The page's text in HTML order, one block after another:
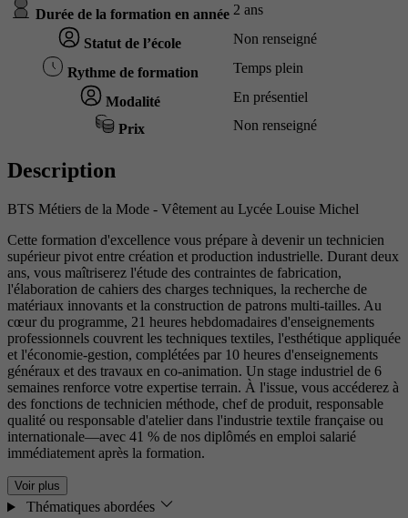
Durée de la formation en année 2 ans
Statut de l’école Non renseigné
Rythme de formation Temps plein
Modalité En présentiel
Prix Non renseigné
Description
BTS Métiers de la Mode - Vêtement au Lycée Louise Michel
Cette formation d'excellence vous prépare à devenir un technicien
supérieur pivot entre création et production industrielle. Durant deux
ans, vous maîtriserez l'étude des contraintes de fabrication,
l'élaboration de cahiers des charges techniques, la recherche de
matériaux innovants et la construction de patrons multi-tailles. Au
cœur du programme, 21 heures hebdomadaires d'enseignements
professionnels couvrent les techniques textiles, l'esthétique appliquée
et l'économie-gestion, complétées par 10 heures d'enseignements
généraux et des travaux en co-animation. Un stage industriel de 6
semaines renforce votre expertise terrain. À l'issue, vous accéderez à
des fonctions de technicien méthode, chef de produit, responsable
qualité ou responsable d'atelier dans l'industrie textile française ou
internationale—avec 41 % de nos diplômés en emploi salarié
immédiatement après la formation.
Voir plus
Thématiques abordées